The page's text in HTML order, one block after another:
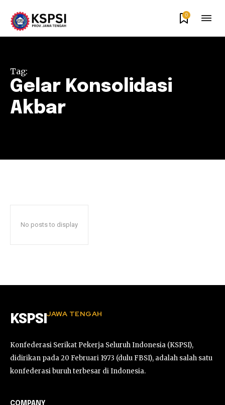
0
Tag:
Gelar Konsolidasi
Akbar
No posts to display
KSPSI JAWA TENGAH
Konfederasi Serikat Pekerja Seluruh Indonesia (KSPSI),
didirikan pada 20 Februari 1973 (dulu FBSI), adalah salah satu
konfederasi buruh terbesar di Indonesia.
COMPANY